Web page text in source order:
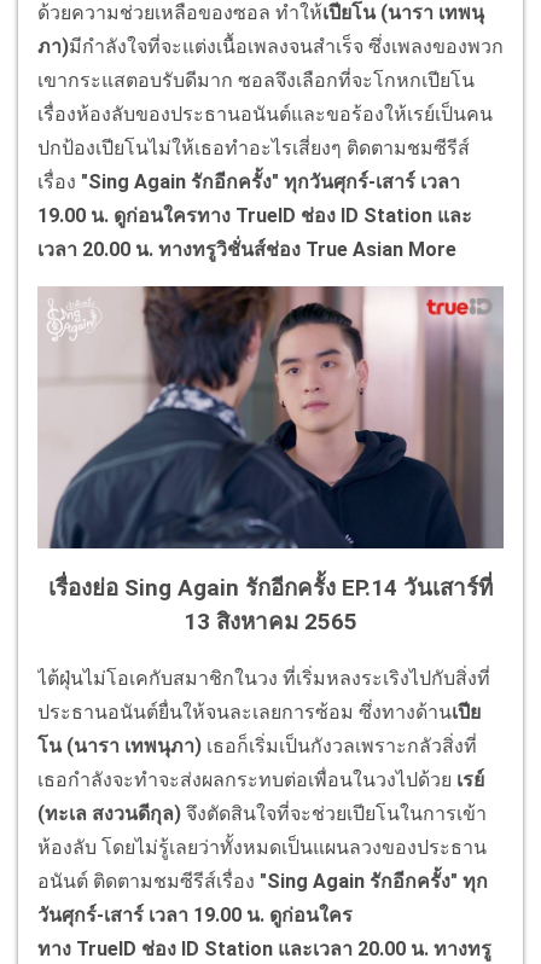
ด้วยความช่วยเหลือของซอล ทำให้เปียโน (นารา เทพนุ
ภา)มีกำลังใจที่จะแต่งเนื้อเพลงจนสำเร็จ ซึ่งเพลงของพวก
เขากระแสตอบรับดีมาก ซอลจึงเลือกที่จะโกหกเปียโน
เรื่องห้องลับของประธานอนันต์และขอร้องให้เรย์เป็นคน
ปกป้องเปียโนไม่ให้เธอทำอะไรเสี่ยงๆ ติดตามชมซีรีส์
เรื่อง "Sing Again รักอีกครั้ง" ทุกวันศุกร์-เสาร์ เวลา
19.00 น. ดูก่อนใครทาง TrueID ช่อง ID Station และ
เวลา 20.00 น. ทางทรูวิชั่นส์ช่อง True Asian More
เรื่องย่อ Sing Again รักอีกครั้ง EP.14 วันเสาร์ที่
13 สิงหาคม 2565
ไต้ฝุ่นไม่โอเคกับสมาชิกในวง ที่เริ่มหลงระเริงไปกับสิ่งที่
ประธานอนันต์ยื่นให้จนละเลยการซ้อม ซึ่งทางด้านเปีย
โน (นารา เทพนุภา) เธอก็เริ่มเป็นกังวลเพราะกลัวสิ่งที่
เธอกำลังจะทำจะส่งผลกระทบต่อเพื่อนในวงไปด้วย เรย์
(ทะเล สงวนดีกุล) จึงตัดสินใจที่จะช่วยเปียโนในการเข้า
ห้องลับ โดยไม่รู้เลยว่าทั้งหมดเป็นแผนลวงของประธาน
อนันต์ ติดตามชมซีรีส์เรื่อง "Sing Again รักอีกครั้ง" ทุก
วันศุกร์-เสาร์ เวลา 19.00 น. ดูก่อนใคร
ทาง TrueID ช่อง ID Station และเวลา 20.00 น. ทางทรู